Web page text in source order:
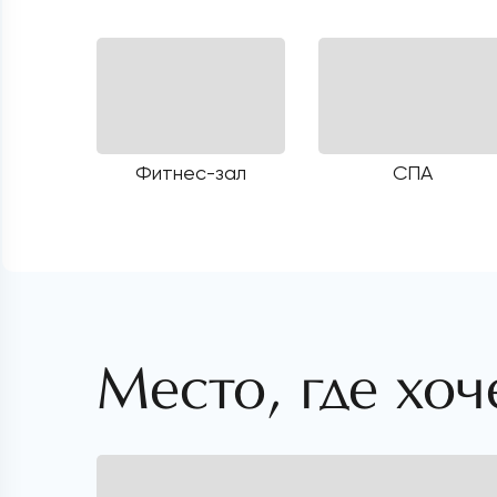
Фитнес-зал СПА
Место, где